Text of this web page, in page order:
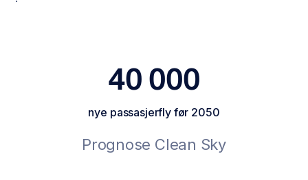
40 000
nye passasjerfly før 2050
Prognose Clean Sky